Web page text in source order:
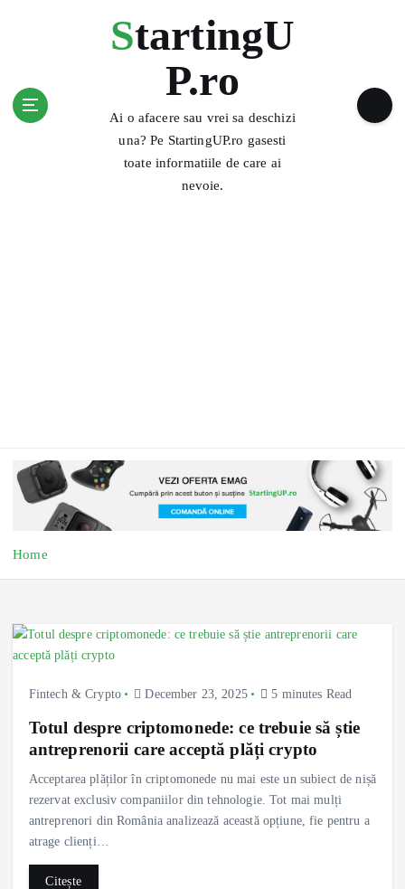
StartingU
P.ro
Ai o afacere sau vrei sa deschizi
una? Pe StartingUP.ro gasesti
toate informatiile de care ai
nevoie.
Home
Fintech & Crypto December 23, 2025 5 minutes Read
Totul despre criptomonede: ce trebuie să știe
antreprenorii care acceptă plăți crypto
Acceptarea plăților în criptomonede nu mai este un subiect de nișă
rezervat exclusiv companiilor din tehnologie. Tot mai mulți
antreprenori din România analizează această opțiune, fie pentru a
atrage clienți…
Citește